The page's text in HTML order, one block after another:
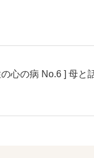
心の病 No.6 ] 母と